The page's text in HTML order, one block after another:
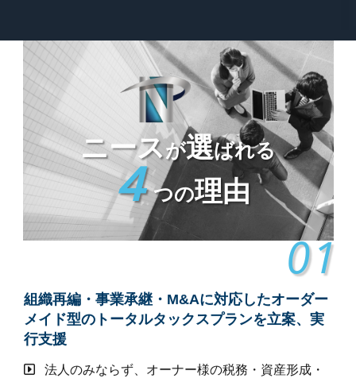
ニースが選ばれる
４つの理由
01
組織再編・事業承継・M&Aに対応したオーダー
メイド型のトータルタックスプランを立案、実
行支援
法人のみならず、オーナー様の税務・資産形成・